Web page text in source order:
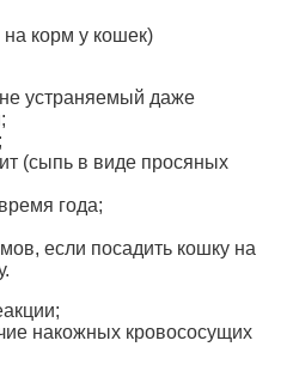
корм у кошек)
устраняемый даже
(сыпь в виде просяных
года;
если посадить кошку на
накожных кровососущих